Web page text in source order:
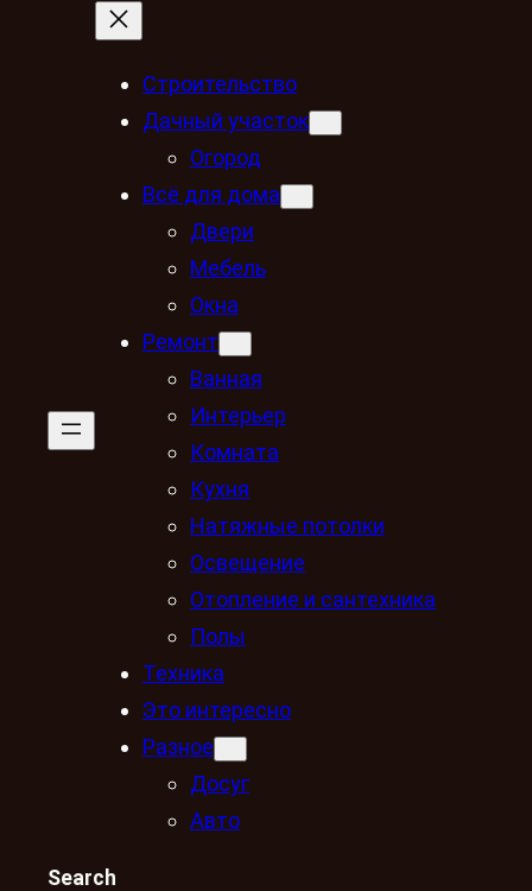
Строительство
Дачный участок
Огород
Всё для дома
Двери
Мебель
Окна
Ремонт
Ванная
Интерьер
Комната
Кухня
Натяжные потолки
Освещение
Отопление и сантехника
Полы
Техника
Это интересно
Разное
Досуг
Авто
Search